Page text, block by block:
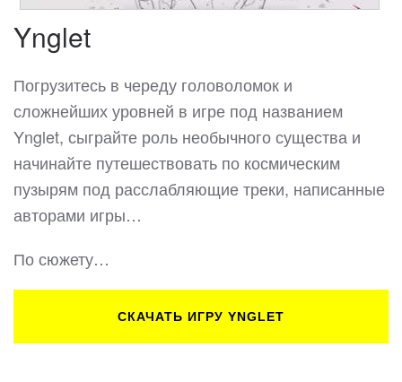
Ynglet
Погрузитесь в череду головоломок и
сложнейших уровней в игре под названием
Ynglet, сыграйте роль необычного существа и
начинайте путешествовать по космическим
пузырям под расслабляющие треки, написанные
авторами игры…
По сюжету…
СКАЧАТЬ ИГРУ YNGLET